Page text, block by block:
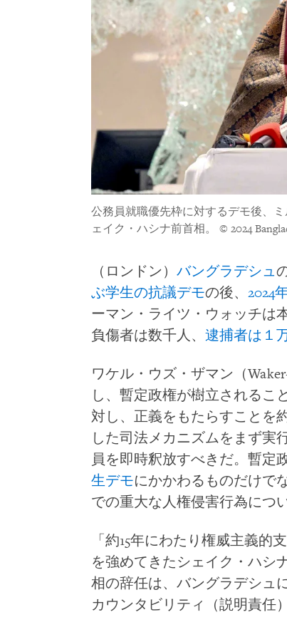
公務員就職優先枠に対するデモ後、
ェイク・ハシナ前首相。
© 2024
（ロンドン） バングラデシュ
ぶ学生の抗議デモの後、 2024
ーマン・ライツ・ウォッチは
負傷者は数千人、 逮捕者は１
ワケル・ウズ・ザマン（
し、暫定政権が樹立されるこ
対し、正義をもたらすことを
した司法メカニズムをまず実
員を即時釈放すべきだ。暫定
生デモにかかわるものだけで
での重大な人権侵害行為につ
「約15年にわたり権威主義的
を強めてきたシェイク・ハシ
相の辞任は、バングラデシュ
カウンタビリティ（説明責任